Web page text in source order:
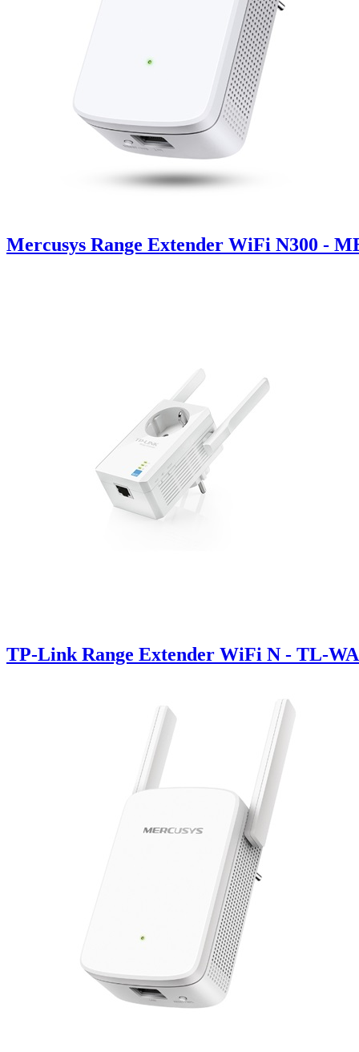
Mercusys Range Extender WiFi N300 -
TP-Link Range Extender WiFi N - TL-